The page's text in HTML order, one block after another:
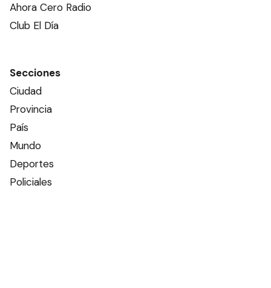
Ahora Cero Radio
Club El Día
Secciones
Ciudad
Provincia
País
Mundo
Deportes
Policiales